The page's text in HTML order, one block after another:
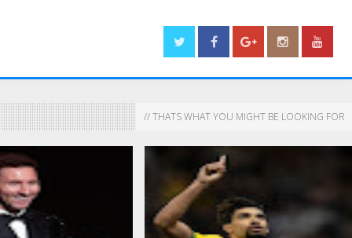
// THATS WHAT YOU MIGHT BE LOOKING FOR